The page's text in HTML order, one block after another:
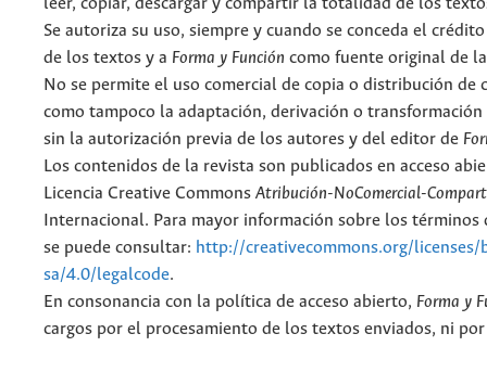
leer, copiar, descargar y compartir la totalidad de los
Se autoriza su uso, siempre y cuando se conceda el
de los textos y a Forma y Función como fuente original de
No se permite el uso comercial de copia o distribución de
como tampoco la adaptación, derivación o transformación
sin la autorización previa de los autores y del editor de
Los contenidos de la revista son publicados en acceso
Licencia Creative Commons Atribución-NoComercial-
Internacional. Para mayor información sobre los términos
se puede consultar: http://creativecommons.org/licenses/
sa/4.0/legalcode.
En consonancia con la política de acceso abierto, Forma y
cargos por el procesamiento de los textos enviados, ni